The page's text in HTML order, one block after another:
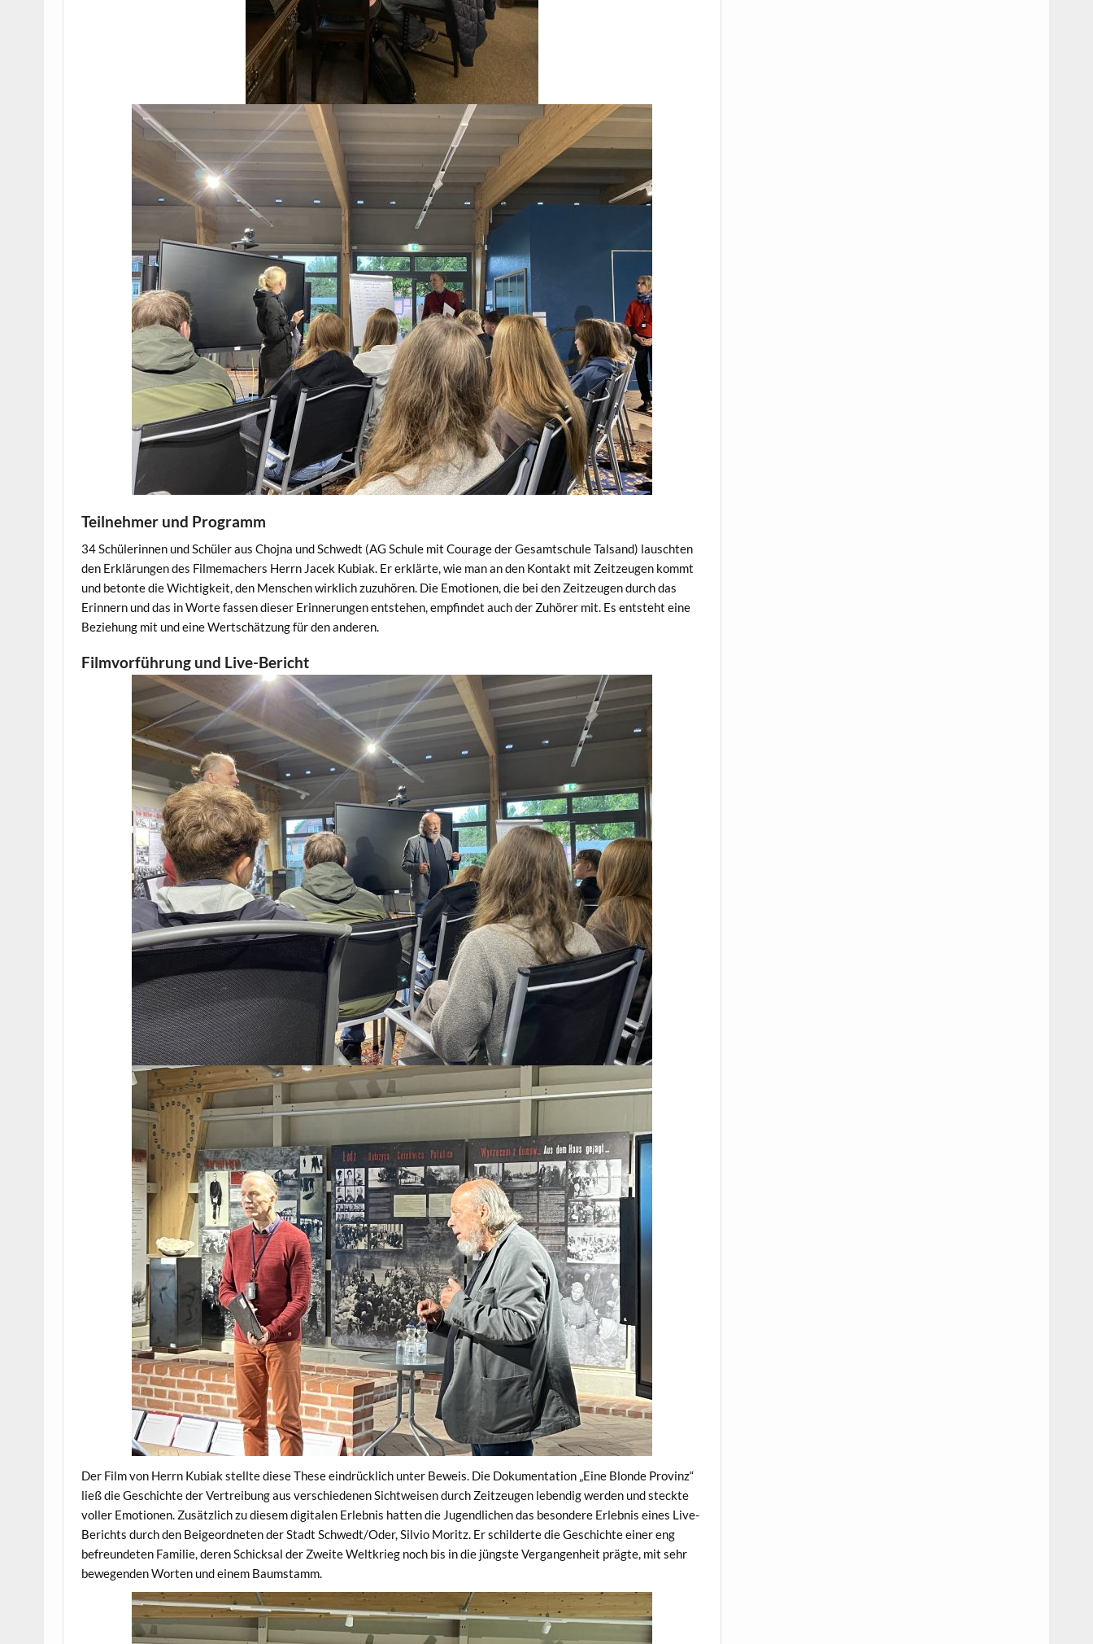
Teilnehmer und Programm
34 Schülerinnen und Schüler aus Chojna und Schwedt (AG Schule mit Courage der Gesamtschule Talsand) lauschten
den Erklärungen des Filmemachers Herrn Jacek Kubiak. Er erklärte, wie man an den Kontakt mit Zeitzeugen kommt
und betonte die Wichtigkeit, den Menschen wirklich zuzuhören. Die Emotionen, die bei den Zeitzeugen durch das
Erinnern und das in Worte fassen dieser Erinnerungen entstehen, empfindet auch der Zuhörer mit. Es entsteht eine
Beziehung mit und eine Wertschätzung für den anderen.
Filmvorführung und Live-Bericht
Der Film von Herrn Kubiak stellte diese These eindrücklich unter Beweis. Die Dokumentation „Eine Blonde Provinz“
ließ die Geschichte der Vertreibung aus verschiedenen Sichtweisen durch Zeitzeugen lebendig werden und steckte
voller Emotionen. Zusätzlich zu diesem digitalen Erlebnis hatten die Jugendlichen das besondere Erlebnis eines Live-
Berichts durch den Beigeordneten der Stadt Schwedt/Oder, Silvio Moritz. Er schilderte die Geschichte einer eng
befreundeten Familie, deren Schicksal der Zweite Weltkrieg noch bis in die jüngste Vergangenheit prägte, mit sehr
bewegenden Worten und einem Baumstamm.